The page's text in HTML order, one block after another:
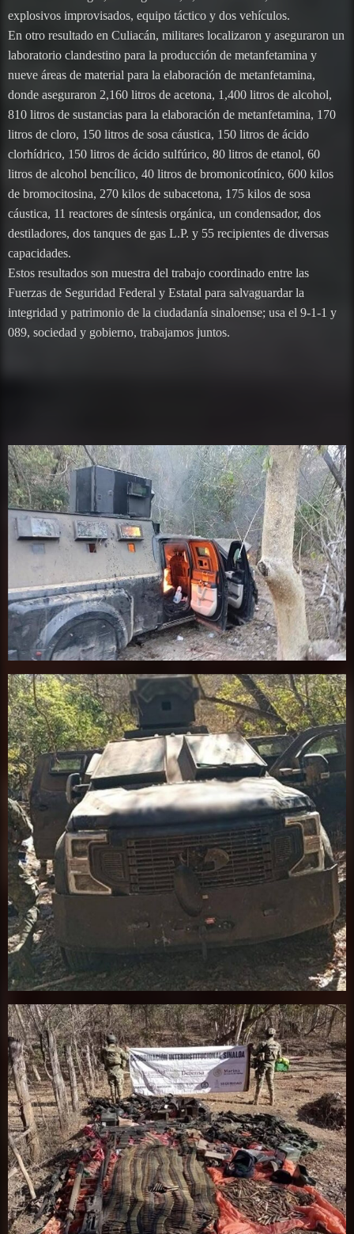
explosivos improvisados, equipo táctico y dos vehículos.
En otro resultado en Culiacán, militares localizaron y aseguraron un
laboratorio clandestino para la producción de metanfetamina y
nueve áreas de material para la elaboración de metanfetamina,
donde aseguraron 2,160 litros de acetona, 1,400 litros de alcohol,
810 litros de sustancias para la elaboración de metanfetamina, 170
litros de cloro, 150 litros de sosa cáustica, 150 litros de ácido
clorhídrico, 150 litros de ácido sulfúrico, 80 litros de etanol, 60
litros de alcohol bencílico, 40 litros de bromonicotínico, 600 kilos
de bromocitosina, 270 kilos de subacetona, 175 kilos de sosa
cáustica, 11 reactores de síntesis orgánica, un condensador, dos
destiladores, dos tanques de gas L.P. y 55 recipientes de diversas
capacidades.
Estos resultados son muestra del trabajo coordinado entre las
Fuerzas de Seguridad Federal y Estatal para salvaguardar la
integridad y patrimonio de la ciudadanía sinaloense; usa el 9-1-1 y
089, sociedad y gobierno, trabajamos juntos.